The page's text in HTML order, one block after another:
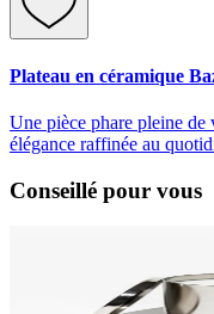
Plateau en céramique
Une pièce phare pleine de
élégance raffinée au
Conseillé pour vous